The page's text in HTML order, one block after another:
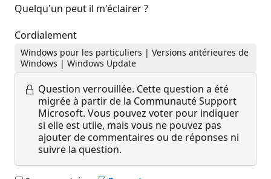
Quelqu'un peut il m'éclairer ?
Cordialement
Windows pour les particuliers | Versions antérieures de
Windows | Windows Update
Question verrouillée. Cette question a été
migrée à partir de la Communauté Support
Microsoft. Vous pouvez voter pour indiquer
si elle est utile, mais vous ne pouvez pas
ajouter de commentaires ou de réponses ni
suivre la question.